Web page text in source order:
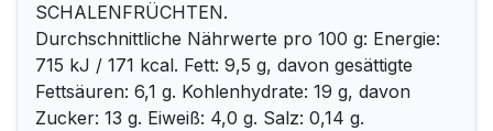
SCHALENFRÜCHTEN.
Durchschnittliche Nährwerte pro 100 g: Energie:
715 kJ / 171 kcal. Fett: 9,5 g, davon gesättigte
Fettsäuren: 6,1 g. Kohlenhydrate: 19 g, davon
Zucker: 13 g. Eiweiß: 4,0 g. Salz: 0,14 g.